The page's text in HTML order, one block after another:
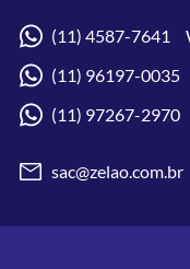
(11) 4587-7641
(11) 96197-0035
(11) 97267-2970
sac@zelao.com.br